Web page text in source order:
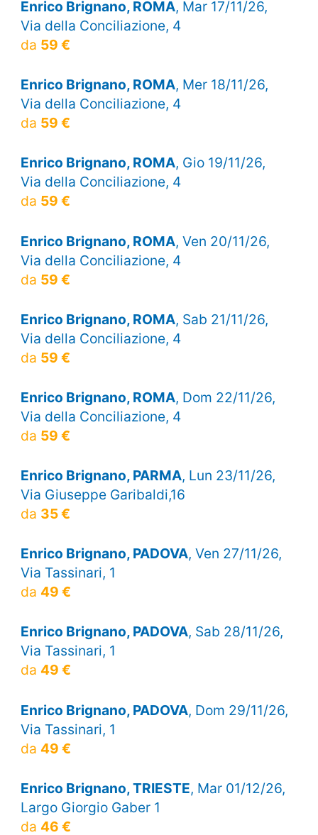
Enrico Brignano, ROMA, Mar 17/11/26,
Via della Conciliazione, 4
da 59 €
Enrico Brignano, ROMA, Mer 18/11/26,
Via della Conciliazione, 4
da 59 €
Enrico Brignano, ROMA, Gio 19/11/26,
Via della Conciliazione, 4
da 59 €
Enrico Brignano, ROMA, Ven 20/11/26,
Via della Conciliazione, 4
da 59 €
Enrico Brignano, ROMA, Sab 21/11/26,
Via della Conciliazione, 4
da 59 €
Enrico Brignano, ROMA, Dom 22/11/26,
Via della Conciliazione, 4
da 59 €
Enrico Brignano, PARMA, Lun 23/11/26,
Via Giuseppe Garibaldi,16
da 35 €
Enrico Brignano, PADOVA, Ven 27/11/26,
Via Tassinari, 1
da 49 €
Enrico Brignano, PADOVA, Sab 28/11/26,
Via Tassinari, 1
da 49 €
Enrico Brignano, PADOVA, Dom 29/11/26,
Via Tassinari, 1
da 49 €
Enrico Brignano, TRIESTE, Mar 01/12/26,
Largo Giorgio Gaber 1
da 46 €